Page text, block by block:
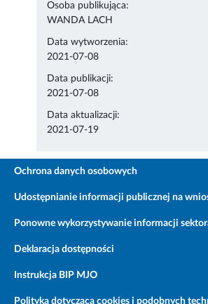
Osoba publikująca:
WANDA LACH
Data wytworzenia:
2021-07-08
Data publikacji:
2021-07-08
Data aktualizacji:
2021-07-19
Ochrona danych osobowych
Udostępnianie informacji publicznej na
Ponowne wykorzystywanie informacji
Deklaracja dostępności
Instrukcja BIP MJO
Polityka dotycząca cookies i podobnych